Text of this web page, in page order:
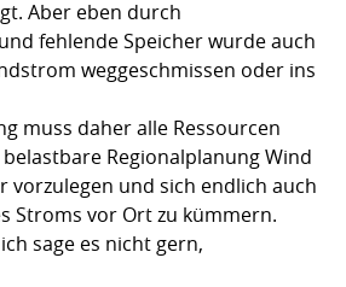
Aber eben durch
fehlende Speicher wurde auch
weggeschmissen oder ins
muss daher alle Ressourcen
Regionalplanung Wind
vorzulegen und sich endlich auch
Stroms vor Ort zu kümmern.
sage es nicht gern,